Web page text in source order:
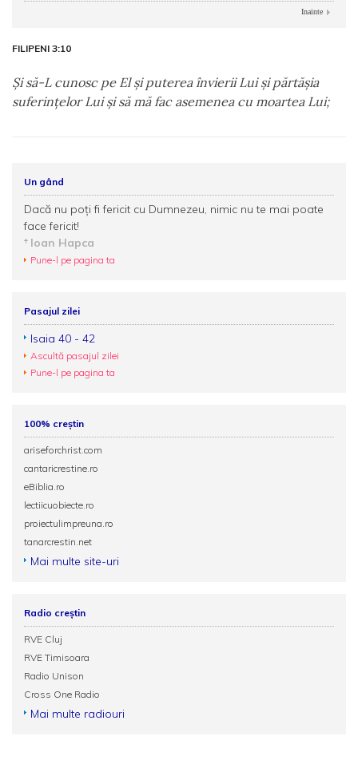
Inainte
FILIPENI 3:10
Şi să-L cunosc pe El şi puterea învierii Lui şi părtăşia
suferinţelor Lui şi să mă fac asemenea cu moartea Lui;
Un gând
Dacă nu poți fi fericit cu Dumnezeu, nimic nu te mai poate
face fericit!
Ioan Hapca
Pune-l pe pagina ta
Pasajul zilei
Isaia 40 - 42
Ascultă pasajul zilei
Pune-l pe pagina ta
100% creștin
ariseforchrist.com
cantaricrestine.ro
eBiblia.ro
lectiicuobiecte.ro
proiectulimpreuna.ro
tanarcrestin.net
Mai multe site-uri
Radio creștin
RVE Cluj
RVE Timisoara
Radio Unison
Cross One Radio
Mai multe radiouri